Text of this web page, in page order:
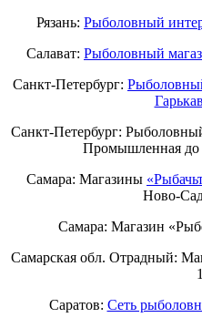
Рязань: Рыболовный
Салават: Рыболовный
Санкт-Петербург:
Санкт-Петербург:
Промышленная
Самара: Магазины
Ново-
Самара: Магазин
Самарская обл. Отрадный:
Саратов: Сеть